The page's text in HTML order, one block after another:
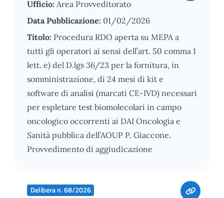
Ufficio: Area Provveditorato
Data Pubblicazione: 01/02/2026
Titolo: Procedura RDO aperta su MEPA a
tutti gli operatori ai sensi dell’art. 50 comma 1
lett. e) del D.lgs 36/23 per la fornitura, in
somministrazione, di 24 mesi di kit e
software di analisi (marcati CE-IVD) necessari
per espletare test biomolecolari in campo
oncologico occorrenti ai DAI Oncologia e
Sanità pubblica dell’AOUP P. Giaccone.
Provvedimento di aggiudicazione
Delibera n. 68/2026